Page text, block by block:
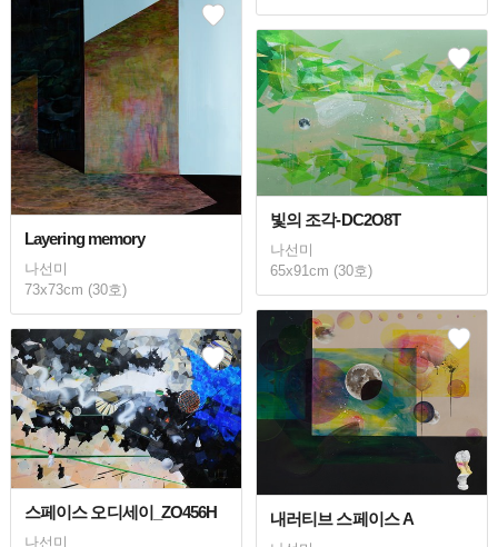
Layering memory
나선미
73x73cm (30호)
빛의 조각-DC2O8T
나선미
65x91cm (30호)
내러티브 스페이스 A
스페이스 오디세이_ZO456H
나선미